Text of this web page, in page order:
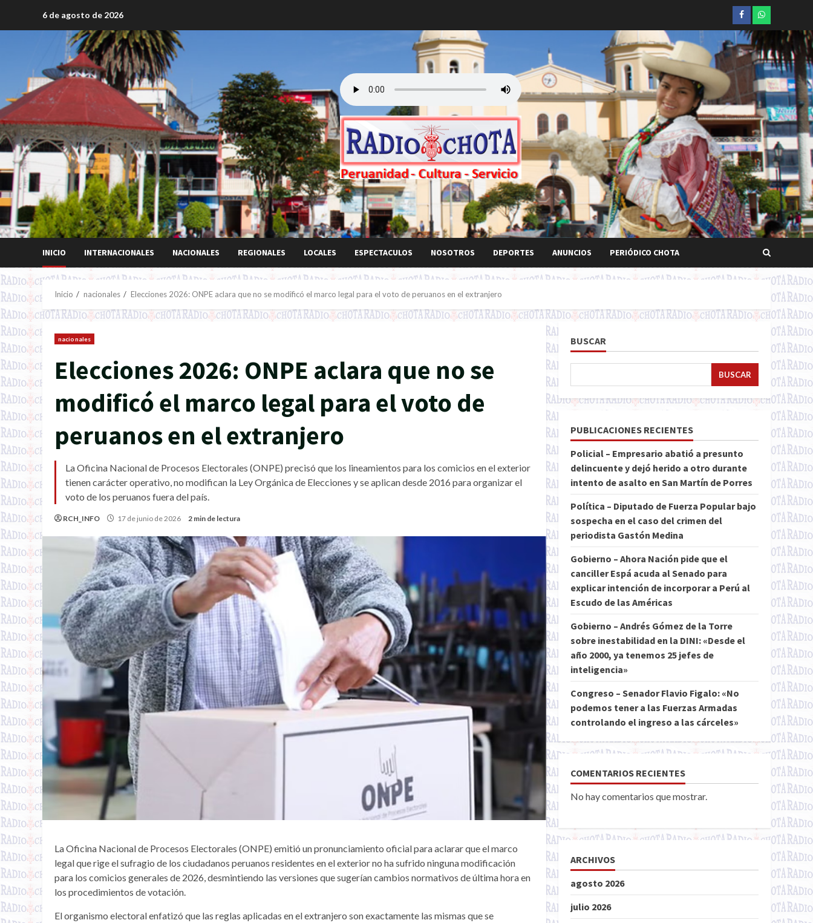
6 de agosto de 2026 Facebookwhatsapp
INICIO INTERNACIONALES NACIONALES REGIONALES LOCALES ESPECTACULOS NOSOTROS DEPORTES ANUNCIOS PERIÓDICO CHOTA
Inicio nacionales Elecciones 2026: ONPE aclara que no se modificó el marco legal para el voto de peruanos en el extranjero
nacionales
Elecciones 2026: ONPE aclara que no se
modificó el marco legal para el voto de
peruanos en el extranjero
La Oficina Nacional de Procesos Electorales (ONPE) precisó que los lineamientos para los comicios en el exterior
tienen carácter operativo, no modifican la Ley Orgánica de Elecciones y se aplican desde 2016 para organizar el
voto de los peruanos fuera del país.
RCH_INFO 17 de junio de 2026 2 min de lectura
La Oficina Nacional de Procesos Electorales (ONPE) emitió un pronunciamiento oficial para aclarar que el marco
legal que rige el sufragio de los ciudadanos peruanos residentes en el exterior no ha sufrido ninguna modificación
para los comicios generales de 2026, desmintiendo las versiones que sugerían cambios normativos de última hora en
los procedimientos de votación.
El organismo electoral enfatizó que las reglas aplicadas en el extranjero son exactamente las mismas que se
BUSCAR
BUSCAR
PUBLICACIONES RECIENTES
Policial – Empresario abatió a presunto
delincuente y dejó herido a otro durante
intento de asalto en San Martín de Porres
Política – Diputado de Fuerza Popular bajo
sospecha en el caso del crimen del
periodista Gastón Medina
Gobierno – Ahora Nación pide que el
canciller Espá acuda al Senado para
explicar intención de incorporar a Perú al
Escudo de las Américas
Gobierno – Andrés Gómez de la Torre
sobre inestabilidad en la DINI: «Desde el
año 2000, ya tenemos 25 jefes de
inteligencia»
Congreso – Senador Flavio Figalo: «No
podemos tener a las Fuerzas Armadas
controlando el ingreso a las cárceles»
COMENTARIOS RECIENTES
No hay comentarios que mostrar.
ARCHIVOS
agosto 2026
julio 2026